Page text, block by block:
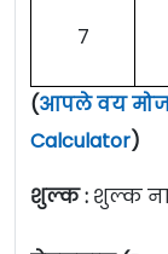
7
(आपले वय
Calculator)
शुल्क : शुल्क